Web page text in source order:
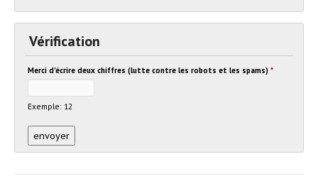
Vérification
Merci d'écrire deux chiffres (lutte contre les robots et les spams) *
Exemple: 12